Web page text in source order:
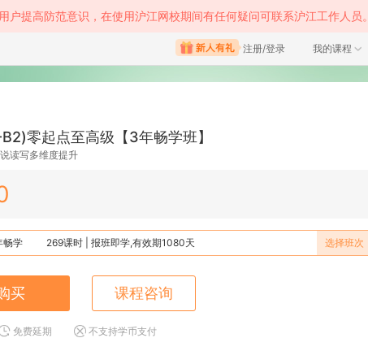
提高防范意识，在使用沪江网校期间有任何疑问可联系沪江工作人员。
注册/登录 我的课程
零起点至高级【3年畅学班】
读写多维度提升
畅学 269课时 | 报班即学,有效期1080天 选择班次
买 课程咨询
免费延期 不支持学币支付